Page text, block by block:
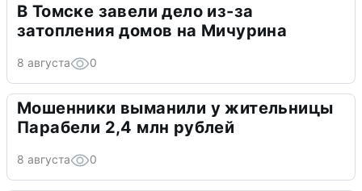
В Томске завели дело из-за
затопления домов на Мичурина
8 августа 0
Мошенники выманили у жительницы
Парабели 2,4 млн рублей
8 августа 0